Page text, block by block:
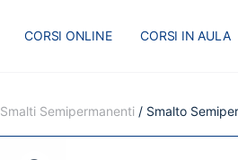
CORSI ONLINE CORSI IN AULA
Smalti Semipermanenti / Smalto